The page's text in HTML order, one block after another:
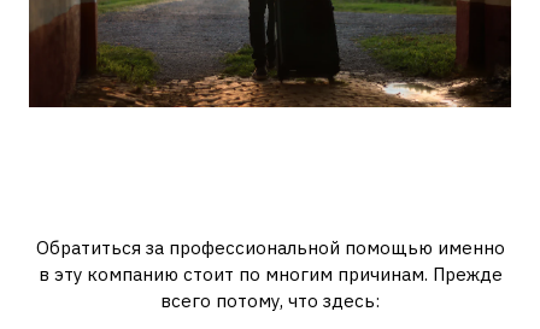
Обратиться за профессиональной помощью именно
в эту компанию стоит по многим причинам. Прежде
всего потому, что здесь: